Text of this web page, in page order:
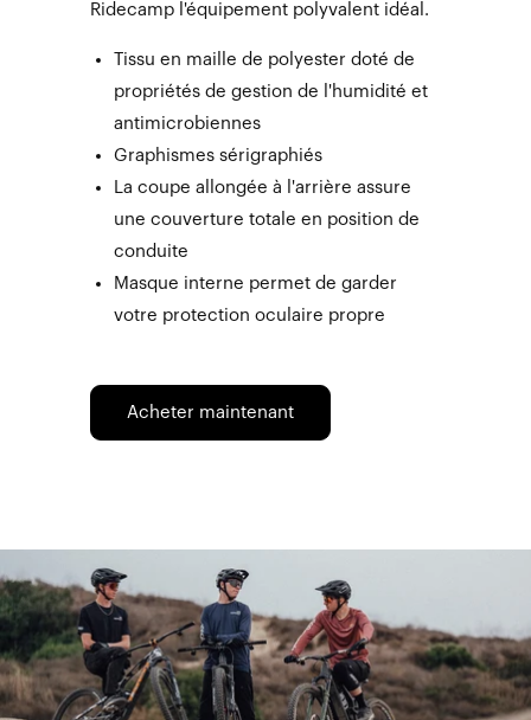
Ridecamp l'équipement polyvalent idéal.
Tissu en maille de polyester doté de
propriétés de gestion de l'humidité et
antimicrobiennes
Graphismes sérigraphiés
La coupe allongée à l'arrière assure
une couverture totale en position de
conduite
Masque interne permet de garder
votre protection oculaire propre
Acheter maintenant